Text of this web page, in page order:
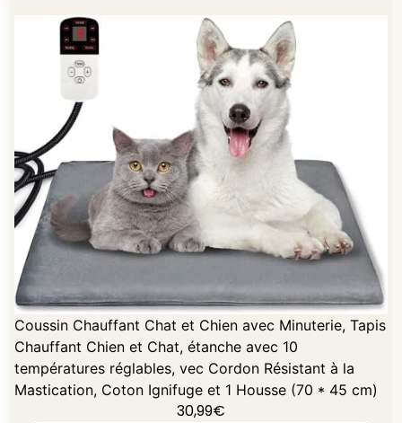
Coussin Chauffant Chat et Chien avec Minuterie, Tapis
Chauffant Chien et Chat, étanche avec 10
températures réglables, vec Cordon Résistant à la
Mastication, Coton Ignifuge et 1 Housse (70 * 45 cm)
30,99€